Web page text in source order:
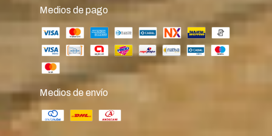
Medios de pago
Medios de envío